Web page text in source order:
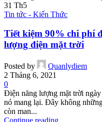
31 Th5
Tin tức - Kiến Thức
Tiết kiệm 90% chi phí
lượng điện mặt trời
Posted by
Quanlydiem
2 Tháng 6, 2021
0
Điện năng lượng mặt trời
nó mang lại. Đây không
còn man...